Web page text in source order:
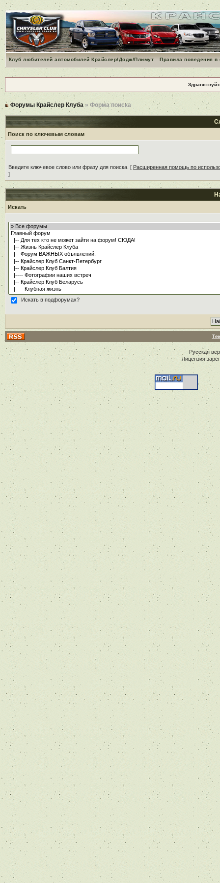
Клуб любителей автомобилей Крайслер/Додж/Плимут Правила поведения
Форумы Крайслер Клуба » Форма поиска
Поиск по ключевым словам
Введите ключевое слово или фразу для поиска. [ Расширенная помощь по
]
Искать
Искать в подфорумах?
Русская
Лицензия